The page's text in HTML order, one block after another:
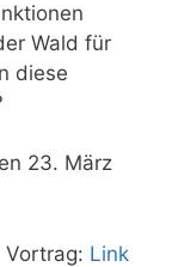
Wald für
diese
23. März
Link